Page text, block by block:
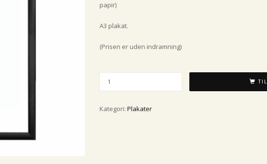
papir)
A3 plakat.
(Prisen er uden indramning)
Kategori: Plakater